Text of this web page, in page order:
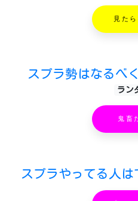
見た
スプラ勢はなるべ
ラン
鬼畜
スプラやってる人